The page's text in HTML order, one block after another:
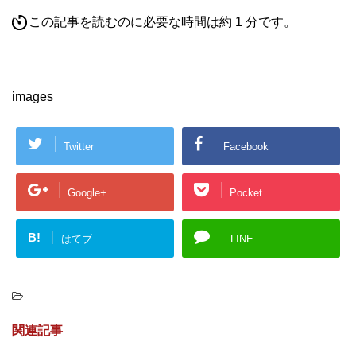
この記事を読むのに必要な時間は約 1 分です。
images
Twitter Facebook
Google+ Pocket
B! はてブ LINE
-
関連記事